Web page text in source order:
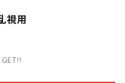
視用